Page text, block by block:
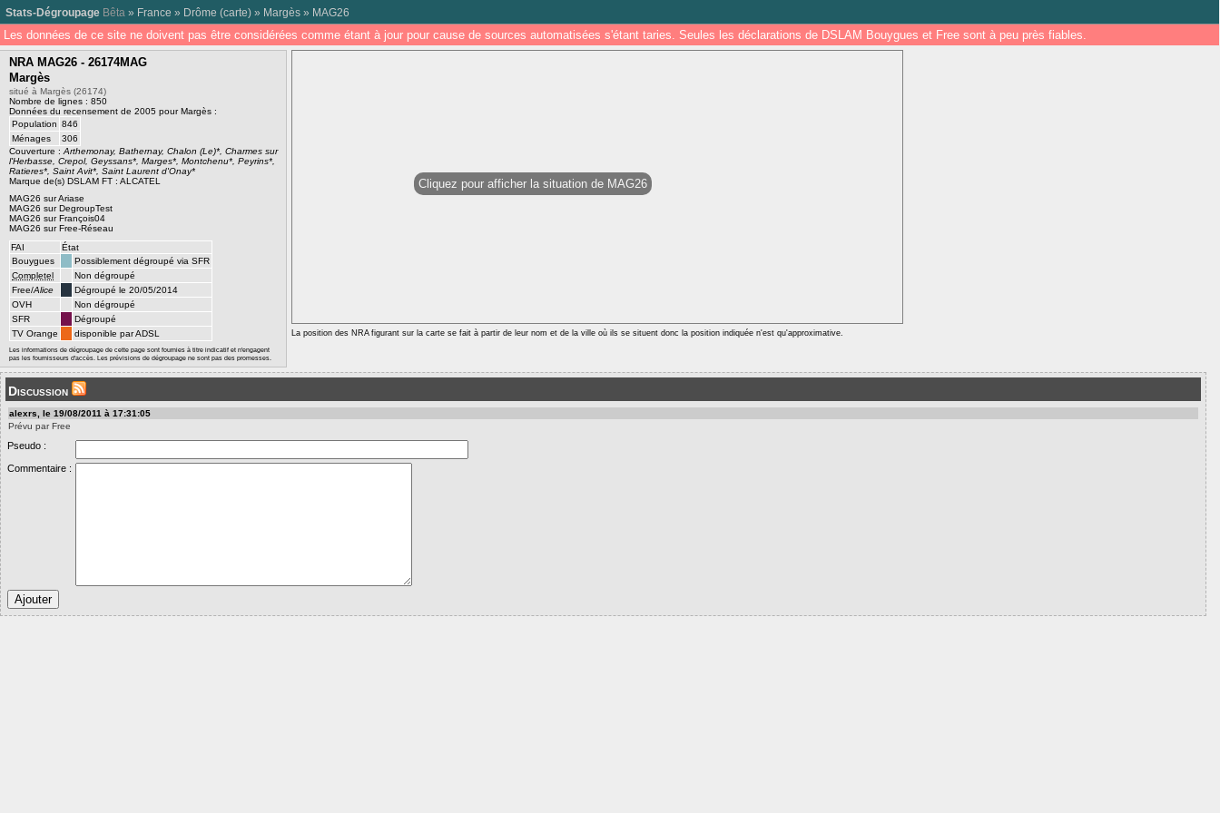
Stats-Dégroupage Bêta » France » Drôme (carte) » Margès » MAG26
Les données de ce site ne doivent pas être considérées comme étant à jour pour cause de sources automatisées s'étant taries. Seules les déclarations de DSLAM Bouygues et Free sont à peu près fiables.
NRA MAG26 - 26174MAG
Margès
situé à Margès (26174)
Nombre de lignes : 850
Données du recensement de 2005 pour Margès :
Population 846
Ménages
306
Couverture : Arthemonay, Bathernay, Chalon (Le)*, Charmes sur
l'Herbasse, Crepol, Geyssans*, Marges*, Montchenu*, Peyrins*,
Ratieres*, Saint Avit*, Saint Laurent d'Onay*
Marque de(s) DSLAM FT : ALCATEL
MAG26 sur Ariase
MAG26 sur DegroupTest
MAG26 sur François04
MAG26 sur Free-Réseau
FAI
État
Bouygues
Possiblement dégroupé via SFR
Completel
Non dégroupé
Free/Alice
Dégroupé le 20/05/2014
OVH
Non dégroupé
SFR
Dégroupé
TV Orange
disponible par ADSL
Les informations de dégroupage de cette page sont fournies à titre indicatif et n'engagent
pas les fournisseurs d'accès. Les prévisions de dégroupage ne sont pas des promesses.
Cliquez pour afficher la situation de MAG26
La position des NRA figurant sur la carte se fait à partir de leur nom et de la ville où ils se situent donc la position indiquée n'est qu'approximative.
Discussion
alexrs, le 19/08/2011 à 17:31:05
Prévu par Free
Pseudo :
Commentaire :